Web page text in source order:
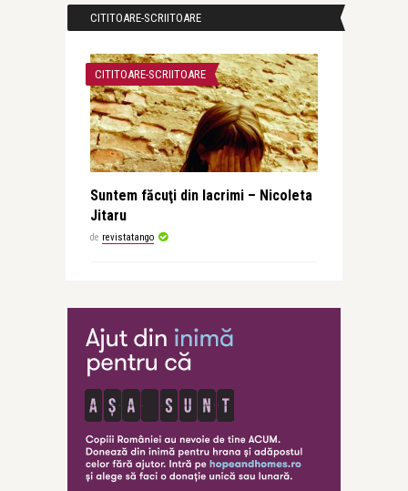
CITITOARE-SCRIITOARE
CITITOARE-SCRIITOARE
Suntem făcuţi din lacrimi – Nicoleta
Jitaru
de revistatango